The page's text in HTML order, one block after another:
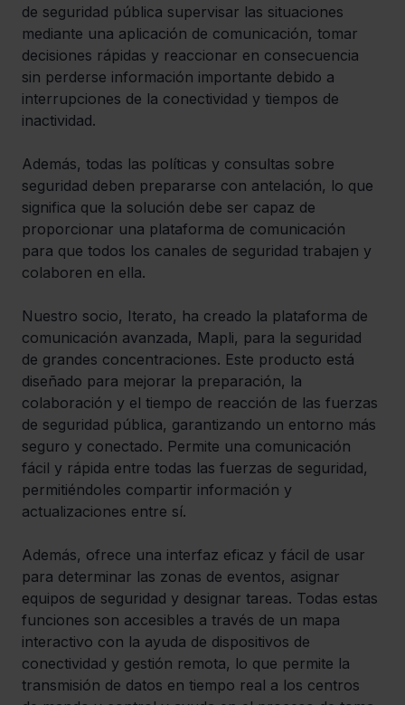
de seguridad pública supervisar las situaciones
mediante una aplicación de comunicación, tomar
decisiones rápidas y reaccionar en consecuencia
sin perderse información importante debido a
interrupciones de la conectividad y tiempos de
inactividad.
Además, todas las políticas y consultas sobre
seguridad deben prepararse con antelación, lo que
significa que la solución debe ser capaz de
proporcionar una plataforma de comunicación
para que todos los canales de seguridad trabajen y
colaboren en ella.
Nuestro socio, Iterato, ha creado la plataforma de
comunicación avanzada, Mapli, para la seguridad
de grandes concentraciones. Este producto está
diseñado para mejorar la preparación, la
colaboración y el tiempo de reacción de las fuerzas
de seguridad pública, garantizando un entorno más
seguro y conectado. Permite una comunicación
fácil y rápida entre todas las fuerzas de seguridad,
permitiéndoles compartir información y
actualizaciones entre sí.
Además, ofrece una interfaz eficaz y fácil de usar
para determinar las zonas de eventos, asignar
equipos de seguridad y designar tareas. Todas estas
funciones son accesibles a través de un mapa
interactivo con la ayuda de dispositivos de
conectividad y gestión remota, lo que permite la
transmisión de datos en tiempo real a los centros